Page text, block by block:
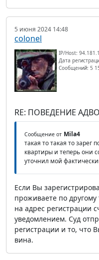
5 июня 2024 14:48
colonel
IP/Host:
Дата
Сообщений: 5
RE: ПОВЕДЕНИЕ
Сообщение от Mila4
такая то такая то зарег
квартиры и теперь они
уточнил мой
Если Вы
проживаете по
на адрес регистрации
уведомлением. Суд
регистрации и то, что
вина.